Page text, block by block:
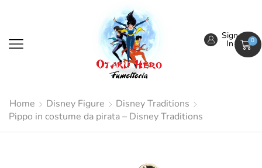
Sign
In 0
Home Disney Figure
Disney Traditions
Pippo in costume da pirata – Disney Traditions